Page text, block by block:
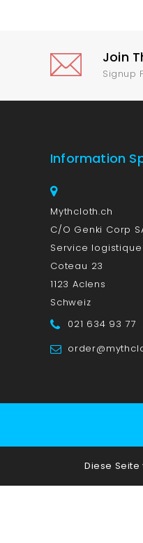
Join
Signup
Information
Mythcloth.ch
C/O Genki Corp
Service
Coteau 23
1123 Aclens
Schweiz
021 634 93 77
Diese